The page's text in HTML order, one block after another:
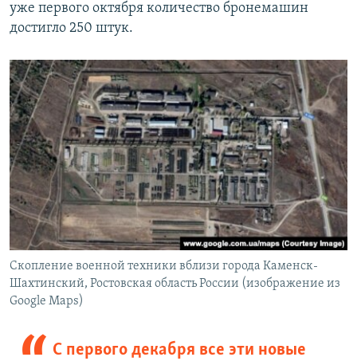
уже первого октября количество бронемашин
достигло 250 штук.
Скопление военной техники вблизи города Каменск-
Шахтинский, Ростовская область России (изображение из
Google Maps)
С первого декабря все эти новые